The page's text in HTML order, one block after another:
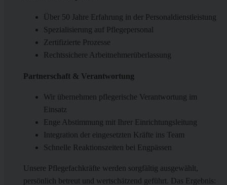
Über 50 Jahre Erfahrung in der Personaldienstleistung
Spezialisierung auf Pflegepersonal
Zertifizierte Prozesse
Rechtssichere Arbeitnehmerüberlassung
Partnerschaft & Verantwortung
Wir übernehmen pflegerische Verantwortung im
Einsatz
Enge Abstimmung mit Ihrer Einrichtungsleitung
Integration der eingesetzten Kräfte ins Team
Schnelle Reaktionszeiten bei Engpässen
Unsere Pflegefachkräfte werden sorgfältig ausgewählt,
persönlich betreut und wertschätzend geführt. Das Ergebnis: